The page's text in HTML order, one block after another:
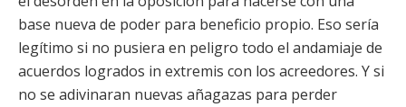
base nueva de poder para beneficio propio. Eso sería
legítimo si no pusiera en peligro todo el andamiaje de
acuerdos logrados in extremis con los acreedores. Y si
no se adivinaran nuevas añagazas para perder